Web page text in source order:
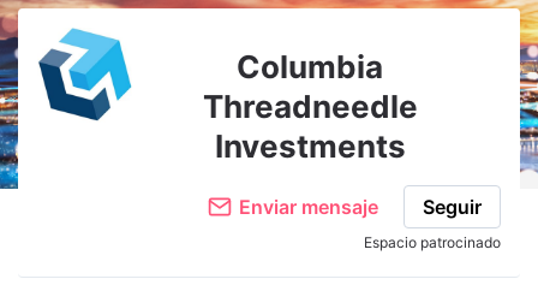
Columbia
Threadneedle
Investments
Enviar mensaje Seguir
Espacio patrocinado